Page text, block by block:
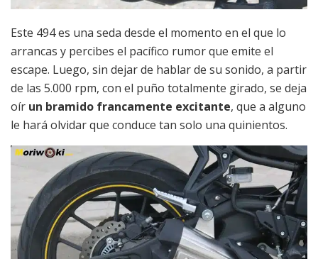
Este 494 es una seda desde el momento en el que lo
arrancas y percibes el pacífico rumor que emite el
escape. Luego, sin dejar de hablar de su sonido, a partir
de las 5.000 rpm, con el puño totalmente girado, se deja
oír un bramido francamente excitante, que a alguno
le hará olvidar que conduce tan solo una quinientos.